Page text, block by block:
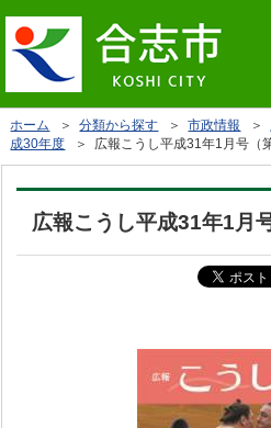
ホーム ＞分類から探す ＞市政情報 ＞
成30年度 ＞ 広報こうし平成31年1月号（
広報こうし平成31年1月